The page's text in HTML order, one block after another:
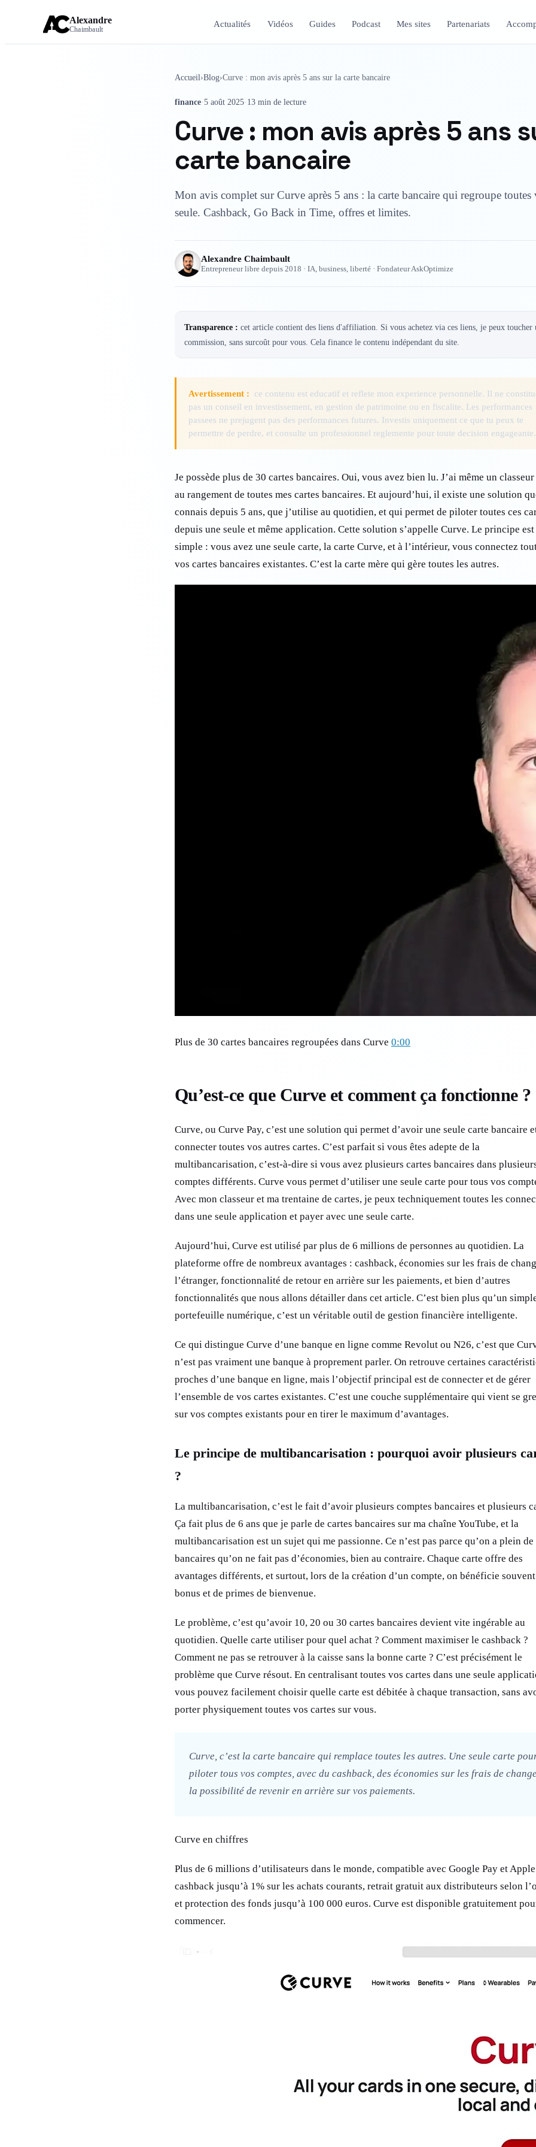
Alexandre
Chaimbault
Actualités Vidéos Guides Podcast Mes sites Partenariats
Accueil›Blog›Curve : mon avis après 5 ans sur la carte bancaire
finance·5 août 2025·13 min de lecture
Curve : mon avis après 5 ans
carte bancaire
Mon avis complet sur Curve après 5 ans : la carte bancaire qui regroupe toutes
seule. Cashback, Go Back in Time, offres et limites.
Alexandre Chaimbault
Entrepreneur libre depuis 2018 · IA, business, liberté · Fondateur AskOptimize
Transparence : cet article contient des liens d'affiliation. Si vous achetez via ces liens, je peux toucher
commission, sans surcoût pour vous. Cela finance le contenu indépendant du site.
Avertissement :
ce contenu est educatif et reflete mon experience personnelle. Il ne
pas un conseil en investissement, en gestion de patrimoine ou en fiscalite. Les performances
passees ne prejugent pas des performances futures. Investis uniquement ce que tu peux te
permettre de perdre, et consulte un professionnel reglemente pour toute decision engageante.
Je possède plus de 30 cartes bancaires. Oui, vous avez bien lu. J’ai même un
au rangement de toutes mes cartes bancaires. Et aujourd’hui, il existe une solution
connais depuis 5 ans, que j’utilise au quotidien, et qui permet de piloter toutes ces
depuis une seule et même application. Cette solution s’appelle Curve. Le principe est
simple : vous avez une seule carte, la carte Curve, et à l’intérieur, vous connectez
vos cartes bancaires existantes. C’est la carte mère qui gère toutes les autres.
Plus de 30 cartes bancaires regroupées dans Curve 0:00
Qu’est-ce que Curve et comment ça fonctionne ?
Curve, ou Curve Pay, c’est une solution qui permet d’avoir une seule carte bancaire
connecter toutes vos autres cartes. C’est parfait si vous êtes adepte de la
multibancarisation, c’est-à-dire si vous avez plusieurs cartes bancaires dans
comptes différents. Curve vous permet d’utiliser une seule carte pour tous vos
Avec mon classeur et ma trentaine de cartes, je peux techniquement toutes les
dans une seule application et payer avec une seule carte.
Aujourd’hui, Curve est utilisé par plus de 6 millions de personnes au quotidien. La
plateforme offre de nombreux avantages : cashback, économies sur les frais de
l’étranger, fonctionnalité de retour en arrière sur les paiements, et bien d’autres
fonctionnalités que nous allons détailler dans cet article. C’est bien plus qu’un
portefeuille numérique, c’est un véritable outil de gestion financière intelligente.
Ce qui distingue Curve d’une banque en ligne comme Revolut ou N26, c’est que
n’est pas vraiment une banque à proprement parler. On retrouve certaines
proches d’une banque en ligne, mais l’objectif principal est de connecter et de gérer
l’ensemble de vos cartes existantes. C’est une couche supplémentaire qui vient se
sur vos comptes existants pour en tirer le maximum d’avantages.
Le principe de multibancarisation : pourquoi avoir plusieurs
?
La multibancarisation, c’est le fait d’avoir plusieurs comptes bancaires et plusieurs
Ça fait plus de 6 ans que je parle de cartes bancaires sur ma chaîne YouTube, et la
multibancarisation est un sujet qui me passionne. Ce n’est pas parce qu’on a plein de
bancaires qu’on ne fait pas d’économies, bien au contraire. Chaque carte offre des
avantages différents, et surtout, lors de la création d’un compte, on bénéficie
bonus et de primes de bienvenue.
Le problème, c’est qu’avoir 10, 20 ou 30 cartes bancaires devient vite ingérable au
quotidien. Quelle carte utiliser pour quel achat ? Comment maximiser le cashback ?
Comment ne pas se retrouver à la caisse sans la bonne carte ? C’est précisément le
problème que Curve résout. En centralisant toutes vos cartes dans une seule
vous pouvez facilement choisir quelle carte est débitée à chaque transaction, sans
porter physiquement toutes vos cartes sur vous.
Curve, c’est la carte bancaire qui remplace toutes les autres. Une seule carte
piloter tous vos comptes, avec du cashback, des économies sur les frais de
la possibilité de revenir en arrière sur vos paiements.
Curve en chiffres
Plus de 6 millions d’utilisateurs dans le monde, compatible avec Google Pay et Apple
cashback jusqu’à 1% sur les achats courants, retrait gratuit aux distributeurs selon
et protection des fonds jusqu’à 100 000 euros. Curve est disponible gratuitement
commencer.